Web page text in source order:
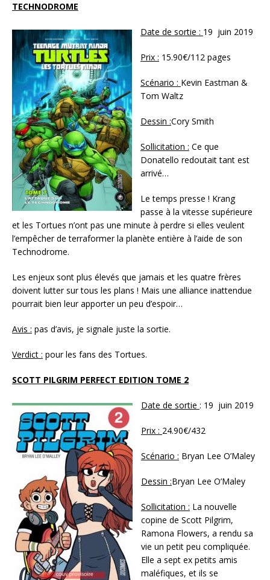
TECHNODROME
Date de sortie : 19 juin 2019
Prix : 15.90€/112 pages
Scénario : Kevin Eastman &
Tom Waltz
Dessin :Cory Smith
Sollicitation : Ce que
Donatello redoutait tant est
arrivé…
Le temps presse ! Krang
passe à la vitesse supérieure
et les Tortues n’ont pas une minute à perdre si elles veulent
l’empêcher de terraformer la planète entière à l’aide de son
Technodrome.
Les enjeux sont plus élevés que jamais et les quatre frères
doivent lutter sur tous les plans ! Mais une alliance inattendue
pourrait bien leur apporter un peu d’espoir…
Avis : pas d’avis, je signale juste la sortie.
Verdict : pour les fans des Tortues.
SCOTT PILGRIM PERFECT EDITION TOME 2
Date de sortie : 19 juin 2019
Prix : 24.90€/432
Scénario : Bryan Lee O’Maley
Dessin :Bryan Lee O’Maley
Sollicitation : La nouvelle
copine de Scott Pilgrim,
Ramona Flowers, a rendu sa
vie un petit peu compliquée.
Elle a sept ex petits amis
maléfiques, et ils se